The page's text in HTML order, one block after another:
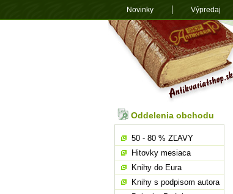
Oddelenia obchodu
50 - 80 % ZĽAVY
Hitovky mesiaca
Knihy do Eura
Knihy s podpisom autora
Novinky Výpredaj